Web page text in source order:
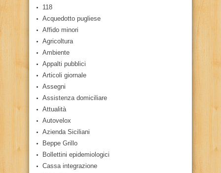
118
Acquedotto pugliese
Affido minori
Agricoltura
Ambiente
Appalti pubblici
Articoli giornale
Assegni
Assistenza domiciliare
Attualità
Autovelox
Azienda Siciliani
Beppe Grillo
Bollettini epidemiologici
Cassa integrazione